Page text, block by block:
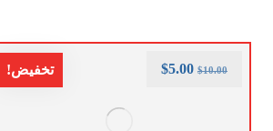
تخفيض! $10.00
$5.00